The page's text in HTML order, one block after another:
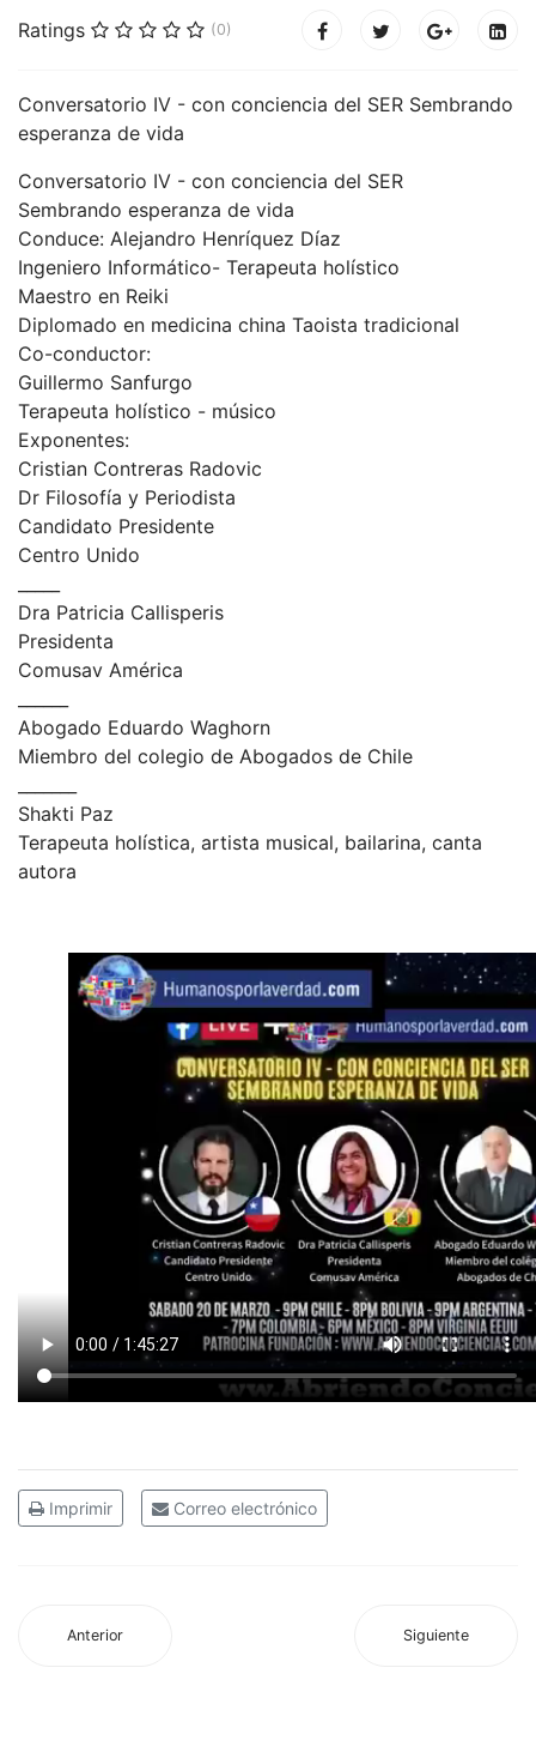
Ratings (0)
Conversatorio IV - con conciencia del SER Sembrando
esperanza de vida
Conversatorio IV - con conciencia del SER
Sembrando esperanza de vida
Conduce: Alejandro Henríquez Díaz
Ingeniero Informático- Terapeuta holístico
Maestro en Reiki
Diplomado en medicina china Taoista tradicional
Co-conductor:
Guillermo Sanfurgo
Terapeuta holístico - músico
Exponentes:
Cristian Contreras Radovic
Dr Filosofía y Periodista
Candidato Presidente
Centro Unido
Dra Patricia Callisperis
Presidenta
Comusav América
Abogado Eduardo Waghorn
Miembro del colegio de Abogados de Chile
Shakti Paz
Terapeuta holística, artista musical, bailarina, canta
autora
Imprimir Correo electrónico
Anterior Siguiente